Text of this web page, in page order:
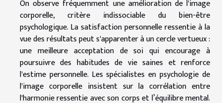
On observe fréquemment une amélioration de l'image
corporelle, critère indissociable du bien-être
psychologique. La satisfaction personnelle ressentie à la
vue des résultats peut s'apparenter à un cercle vertueux :
une meilleure acceptation de soi qui encourage à
poursuivre des habitudes de vie saines et renforce
l'estime personnelle. Les spécialistes en psychologie de
l'image corporelle insistent sur la corrélation entre
l'harmonie ressentie avec son corps et l’équilibre mental.